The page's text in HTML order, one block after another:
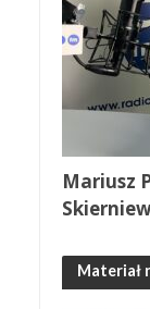
Mariusz
Materiał